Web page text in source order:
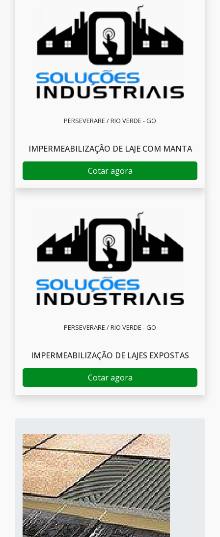
PERSEVERARE / RIO VERDE - GO
IMPERMEABILIZAÇÃO DE LAJE COM MANTA
Cotar agora
PERSEVERARE / RIO VERDE - GO
IMPERMEABILIZAÇÃO DE LAJES EXPOSTAS
Cotar agora